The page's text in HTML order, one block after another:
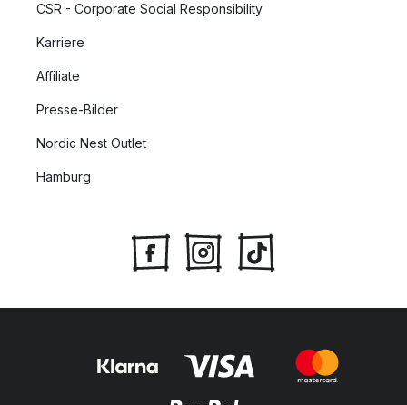
CSR - Corporate Social Responsibility
Karriere
Affiliate
Presse-Bilder
Nordic Nest Outlet
Hamburg